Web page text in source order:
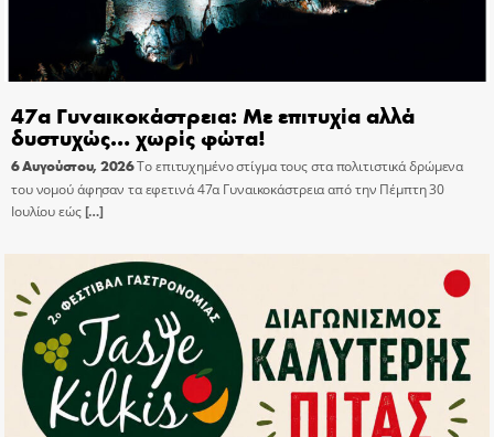
47α Γυναικοκάστρεια: Με επιτυχία αλλά
δυστυχώς… χωρίς φώτα!
6 Αυγούστου, 2026Το επιτυχημένο στίγμα τους στα πολιτιστικά δρώμενα
του νομού άφησαν τα εφετινά 47α Γυναικοκάστρεια από την Πέμπτη 30
Ιουλίου εώς[…]